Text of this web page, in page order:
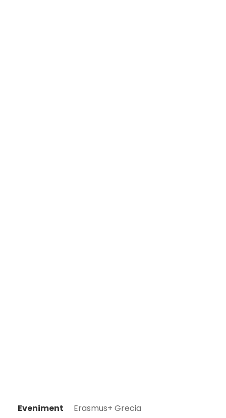
Eveniment Erasmus+ Grecia